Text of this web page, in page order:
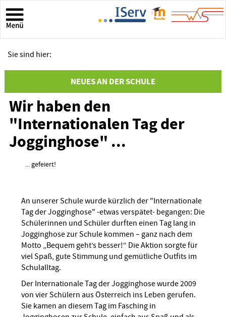
Sie sind hier:
NEUES AN DER SCHULE
Wir haben den
"Internationalen Tag der
Jogginghose" ...
... gefeiert!
An unserer Schule wurde kürzlich der "Internationale
Tag der Jogginghose" -etwas verspätet- begangen: Die
Schülerinnen und Schüler durften einen Tag lang in
Jogginghose zur Schule kommen – ganz nach dem
Motto „Bequem geht’s besser!“ Die Aktion sorgte für
viel Spaß, gute Stimmung und gemütliche Outfits im
Schulalltag.
Der Internationale Tag der Jogginghose wurde 2009
von vier Schülern aus Österreich ins Leben gerufen.
Sie kamen an diesem Tag im Fasching in